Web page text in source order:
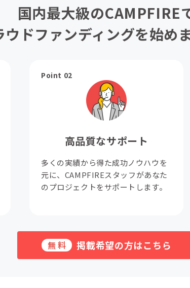
国内最大級のCAMPFIRE
ウドファンディングを始め
Point 02
高品質なサポート
多くの実績から得た成功ノウハウを
元に、CAMPFIREスタッフがあなた
のプロジェクトをサポートします。
無料 掲載希望の方はこちら